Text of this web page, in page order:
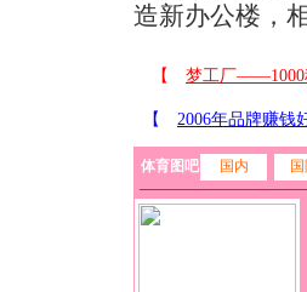
造新办公楼，
体育图吧 国内